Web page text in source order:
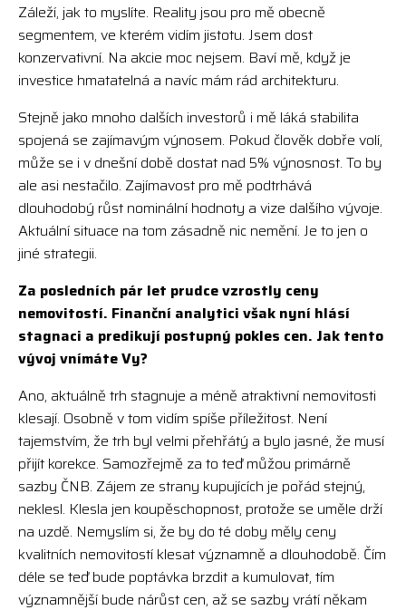
Záleží, jak to myslíte. Reality jsou pro mě obecně
segmentem, ve kterém vidím jistotu. Jsem dost
konzervativní. Na akcie moc nejsem. Baví mě, když je
investice hmatatelná a navíc mám rád architekturu.
Stejně jako mnoho dalších investorů i mě láká stabilita
spojená se zajímavým výnosem. Pokud člověk dobře volí,
může se i v dnešní době dostat nad 5% výnosnost. To by
ale asi nestačilo. Zajímavost pro mě podtrhává
dlouhodobý růst nominální hodnoty a vize dalšího vývoje.
Aktuální situace na tom zásadně nic nemění. Je to jen o
jiné strategii.
Za posledních pár let prudce vzrostly ceny
nemovitostí. Finanční analytici však nyní hlásí
stagnaci a predikují postupný pokles cen. Jak tento
vývoj vnímáte Vy?
Ano, aktuálně trh stagnuje a méně atraktivní nemovitosti
klesají. Osobně v tom vidím spíše příležitost. Není
tajemstvím, že trh byl velmi přehřátý a bylo jasné, že musí
přijít korekce. Samozřejmě za to teď můžou primárně
sazby ČNB. Zájem ze strany kupujících je pořád stejný,
neklesl. Klesla jen koupěschopnost, protože se uměle drží
na uzdě. Nemyslím si, že by do té doby měly ceny
kvalitních nemovitostí klesat významně a dlouhodobě. Čím
déle se teď bude poptávka brzdit a kumulovat, tím
významnější bude nárůst cen, až se sazby vrátí někam